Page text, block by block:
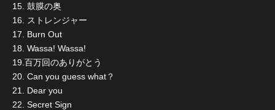
15. 鼓膜の奥
16. ストレンジャー
17. Burn Out
18. Wassa! Wassa!
19.百万回のありがとう
20. Can you guess what？
21. Dear you
22. Secret Sign